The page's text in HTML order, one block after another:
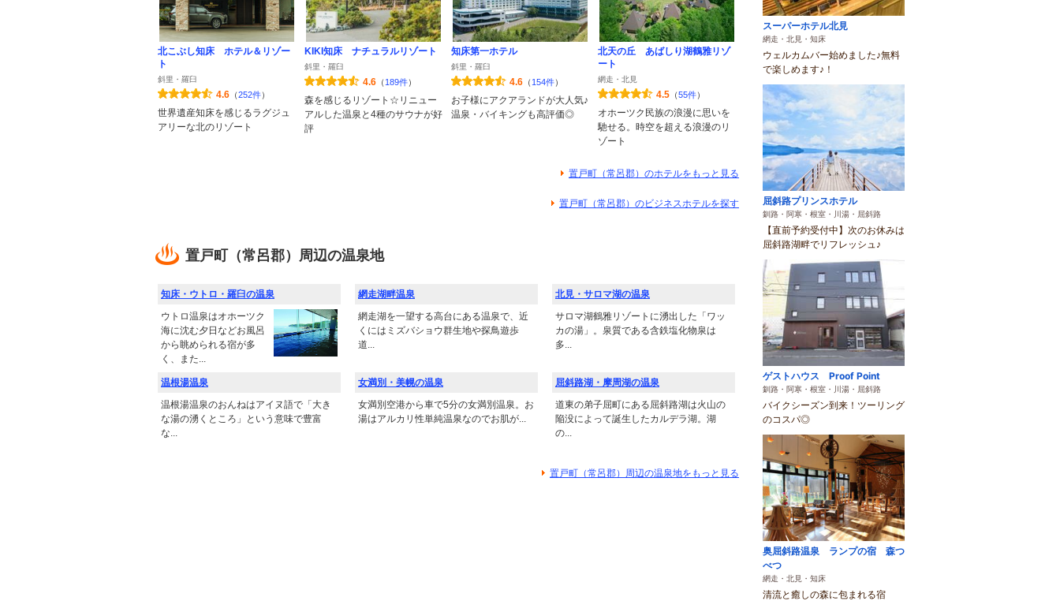
北こぶし知床 ホテル＆リゾー
ト
斜里・羅臼
4.6 （252件）
世界遺産知床を感じるラグジュ
アリーな北のリゾート
KIKI知床 ナチュラルリゾート
斜里・羅臼
4.6 （ 189件）
森を感じるリゾート☆リニュー
アルした温泉と4種のサウナが好
評
知床第一ホテル
斜里・羅臼
4.6 （ 154件）
お子様にアクアランドが大人気♪
温泉・バイキングも高評価◎
北天の丘 あばしり湖鶴雅リゾ
ート
網走・北見
4.5 （55件）
オホーツク民族の浪漫に思いを
馳せる。時空を超える浪漫のリ
ゾート
置戸町（常呂郡）のホテルをもっと見る
置戸町（常呂郡）のビジネスホテルを探す
置戸町（常呂郡）周辺の温泉地
知床・ウトロ・羅臼の温泉
ウトロ温泉はオホーツク
海に沈む夕日などお風呂
から眺められる宿が多
く、また...
網走湖畔温泉
網走湖を一望する高台にある温泉で、近
くにはミズバショウ群生地や探鳥遊歩
道...
北見・サロマ湖の温泉
サロマ湖鶴雅リゾートに湧出した「ワッ
カの湯」。泉質である含鉄塩化物泉は
多...
温根湯温泉
温根湯温泉のおんねはアイヌ語で「大き
な湯の湧くところ」という意味で豊富
な...
女満別・美幌の温泉
女満別空港から車で5分の女満別温泉。お
湯はアルカリ性単純温泉なのでお肌が...
屈斜路湖・摩周湖の温泉
道東の弟子屈町にある屈斜路湖は火山の
陥没によって誕生したカルデラ湖。湖
の...
置戸町（常呂郡）周辺の温泉地をもっと見る
スーパーホテル北見
網走・北見・知床
ウェルカムバー始めました♪無料
で楽しめます♪！
屈斜路プリンスホテル
釧路・阿寒・根室・川湯・屈斜路
【直前予約受付中】次のお休みは
屈斜路湖畔でリフレッシュ♪
ゲストハウス Proof Point
釧路・阿寒・根室・川湯・屈斜路
バイクシーズン到来！ツーリング
のコスパ◎
奥屈斜路温泉 ランプの宿 森つ
べつ
網走・北見・知床
清流と癒しの森に包まれる宿